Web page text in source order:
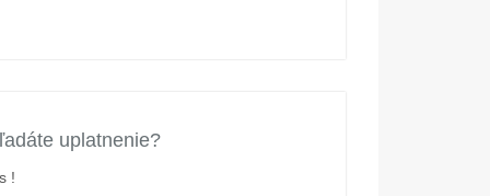
uplatnenie?
!